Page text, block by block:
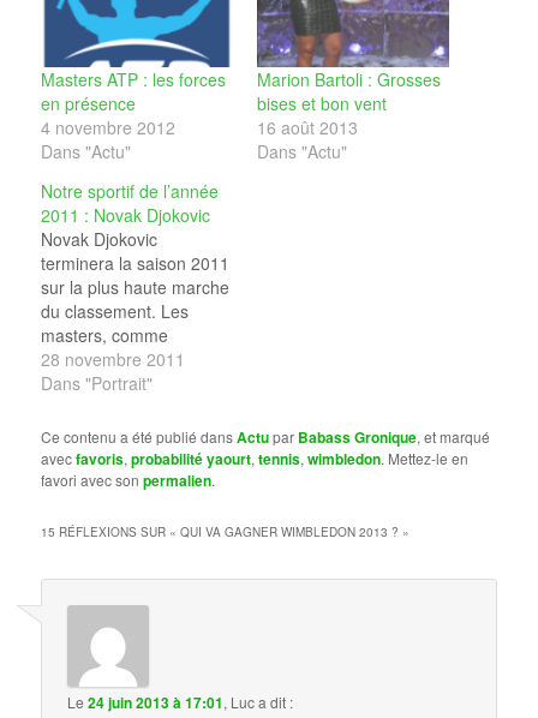
Masters ATP : les forces
en présence
4 novembre 2012
Dans "Actu"
Marion Bartoli : Grosses
bises et bon vent
16 août 2013
Dans "Actu"
Notre sportif de l’année
2011 : Novak Djokovic
Novak Djokovic
terminera la saison 2011
sur la plus haute marche
du classement. Les
masters, comme
toujours dernier tournoi
de la saison, viennent de
les performances du
serbe tout au long de
l’année en font l’un de
sportif de l’année 2011.
28 novembre 2011
Dans "Portrait"
Ce contenu a été publié dansActupar Babass Gronique, et marqué
avecfavoris,probabilité yaourt,tennis,wimbledon. Mettez-le en
favori avec sonpermalien.
15 RÉFLEXIONS SUR «QUI VA GAGNER WIMBLEDON 2013 ? »
Le24 juin 2013 à 17:01, Luca dit :